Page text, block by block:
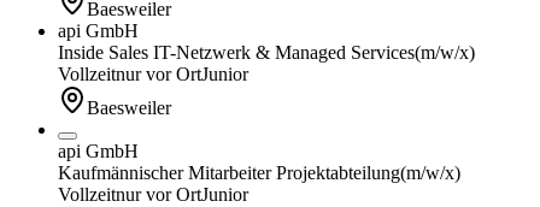
Baesweiler
api GmbH
Inside Sales IT-Netzwerk & Managed Services(m/w/x)
Vollzeitnur vor OrtJunior
Baesweiler
api GmbH
Kaufmännischer Mitarbeiter Projektabteilung(m/w/x)
Vollzeitnur vor OrtJunior